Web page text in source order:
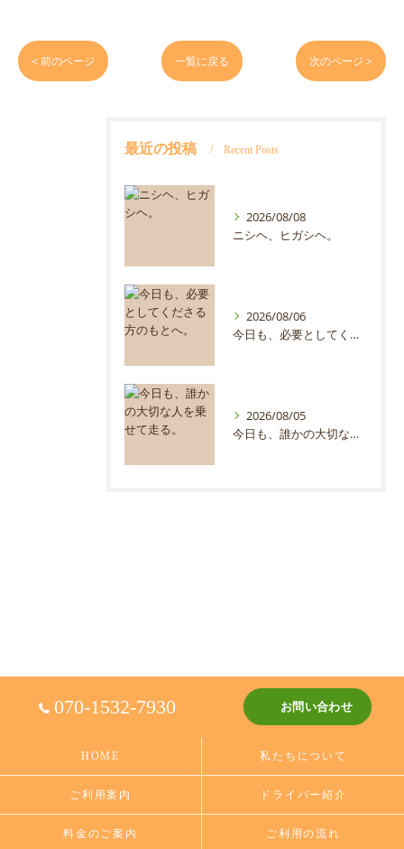
< 前のページ 一覧に戻る 次のページ >
最近の投稿 Recent Posts
2026/08/08
ニシヘ、ヒガシヘ。
2026/08/06
今日も、必要としてくださる方のもとへ。
2026/08/05
今日も、誰かの大切な人を乗せて走る。
070-1532-7930 お問い合わせ
HOME 私たちについて
ご利用案内 ドライバー紹介
料金のご案内 ご利用の流れ